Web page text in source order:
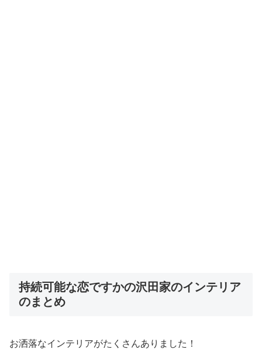
持続可能な恋ですかの沢田家のインテリア
のまとめ
お洒落なインテリアがたくさんありました！